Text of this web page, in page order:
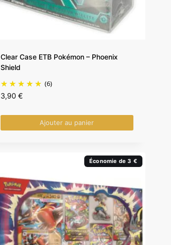
Clear Case ETB Pokémon – Phoenix
Shield
(6)
3,90 €
Ajouter au panier
Économie de 3 €